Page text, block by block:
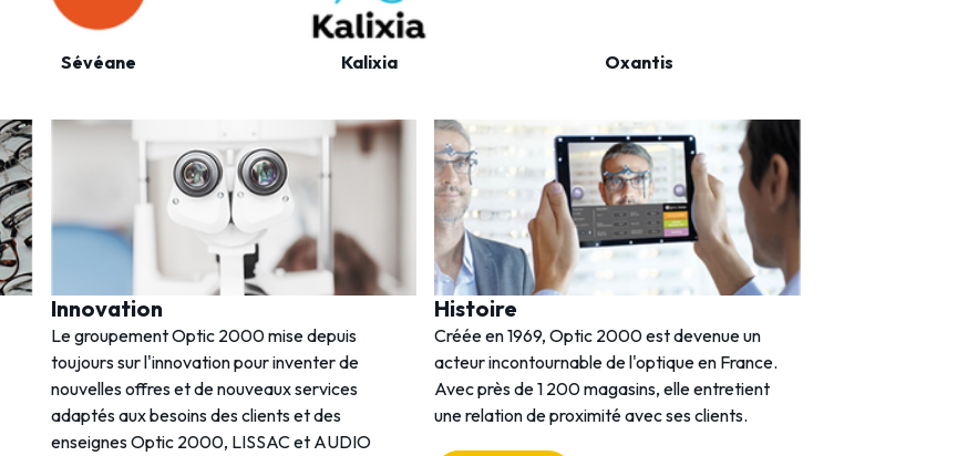
Sévéane Kalixia Oxantis
Innovation
Le groupement Optic 2000 mise depuis
toujours sur l'innovation pour inventer de
nouvelles offres et de nouveaux services
adaptés aux besoins des clients et des
enseignes Optic 2000, LISSAC et AUDIO
Histoire
Créée en 1969, Optic 2000 est devenue un
acteur incontournable de l'optique en France.
Avec près de 1 200 magasins, elle entretient
une relation de proximité avec ses clients.